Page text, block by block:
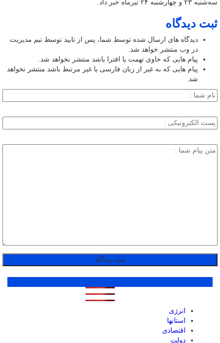
سه‌شنبه ۲۳ و چهارشنبه ۲۴ تیرماه خبر داد.
ثبت دیدگاه
دیدگاه های ارسال شده توسط شما، پس از تایید توسط تیم مدیریت
در وب منتشر خواهد شد.
پیام هایی که حاوی تهمت یا افترا باشد منتشر نخواهد شد.
پیام هایی که به غیر از زبان فارسی یا غیر مرتبط باشد منتشر نخواهد
شد.
انرژی
استانها
اقتصادی
دولت